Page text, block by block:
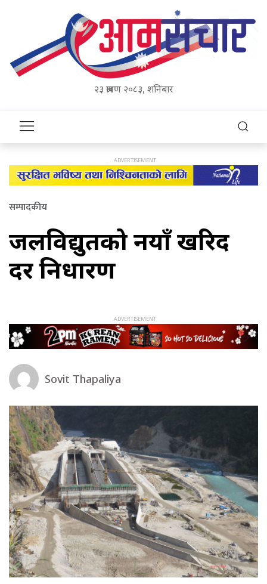
२३ श्रावण २०८३, शनिबार
सम्पादकीय
जलविद्युतको नयाँ खरिद
दर निर्धारण
Sovit Thapaliya